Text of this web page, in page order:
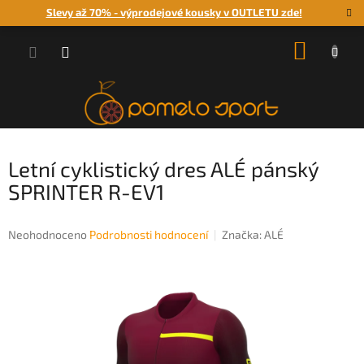
Slevy až 70% - výprodejové kousky v OUTLETU zde!
Letní cyklistický dres ALÉ pánský
SPRINTER R-EV1
Průměrné
Neohodnoceno Podrobnosti hodnocení Značka:ALÉ